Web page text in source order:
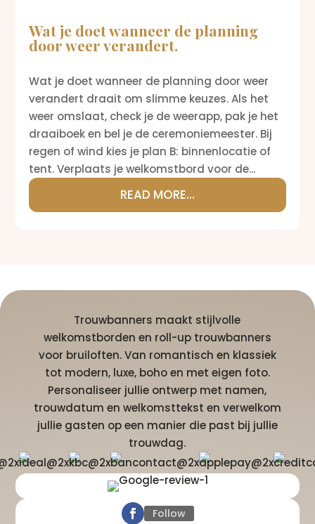
Wat je doet wanneer de planning
door weer verandert.
Wat je doet wanneer de planning door weer
verandert draait om slimme keuzes. Als het
weer omslaat, check je de weerapp, pak je het
draaiboek en bel je de ceremoniemeester. Bij
regen of wind kies je plan B: binnenlocatie of
tent. Verplaats je welkomstbord voor de...
READ MORE...
Trouwbanners maakt stijlvolle
welkomstborden en roll-up trouwbanners
voor bruiloften. Van romantisch en klassiek
tot modern, luxe, boho en met eigen foto.
Personaliseer jullie ontwerp met namen,
trouwdatum en welkomsttekst en verwelkom
jullie gasten op een manier die past bij jullie
trouwdag.
Follow